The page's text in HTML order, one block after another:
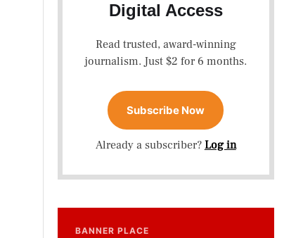
Digital Access
Read trusted, award-winning
journalism. Just $2 for 6 months.
Subscribe Now
Already a subscriber? Log in
BANNER PLACE